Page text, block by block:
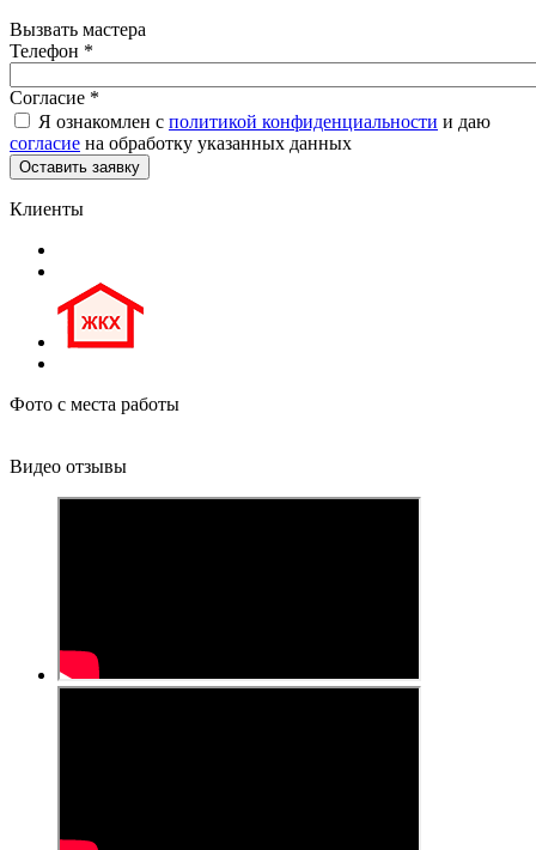
Вызвать мастера
Телефон *
Согласие *
Я ознакомлен с политикой конфиденциальности и даю
согласие на обработку указанных данных
Клиенты
Фото с места работы
Видео отзывы